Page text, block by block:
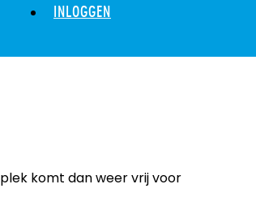
INLOGGEN
komt dan weer vrij voor